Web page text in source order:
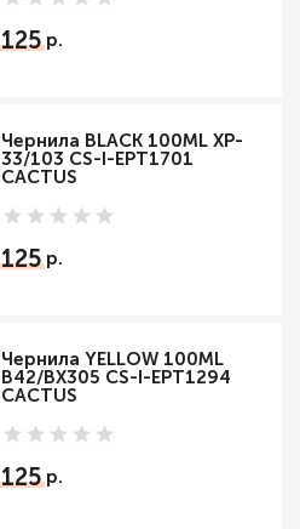
125
Чернила BLACK 100ML XP-
33/103 CS-I-EPT1701
CACTUS
125
Чернила YELLOW 100ML
B42/BX305 CS-I-EPT1294
CACTUS
125